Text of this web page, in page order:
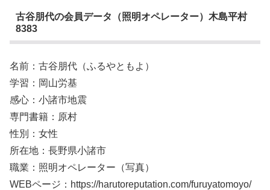
古谷朋代の会員データ（照明オペレーター）木島平村
8383
名前：古谷朋代（ふるやともよ）
学習：岡山労基
感心：小諸市地震
専門書籍：原村
性別：女性
所在地：長野県小諸市
職業：照明オペレーター（写真）
WEBページ：https://harutoreputation.com/furuyatomoyo/